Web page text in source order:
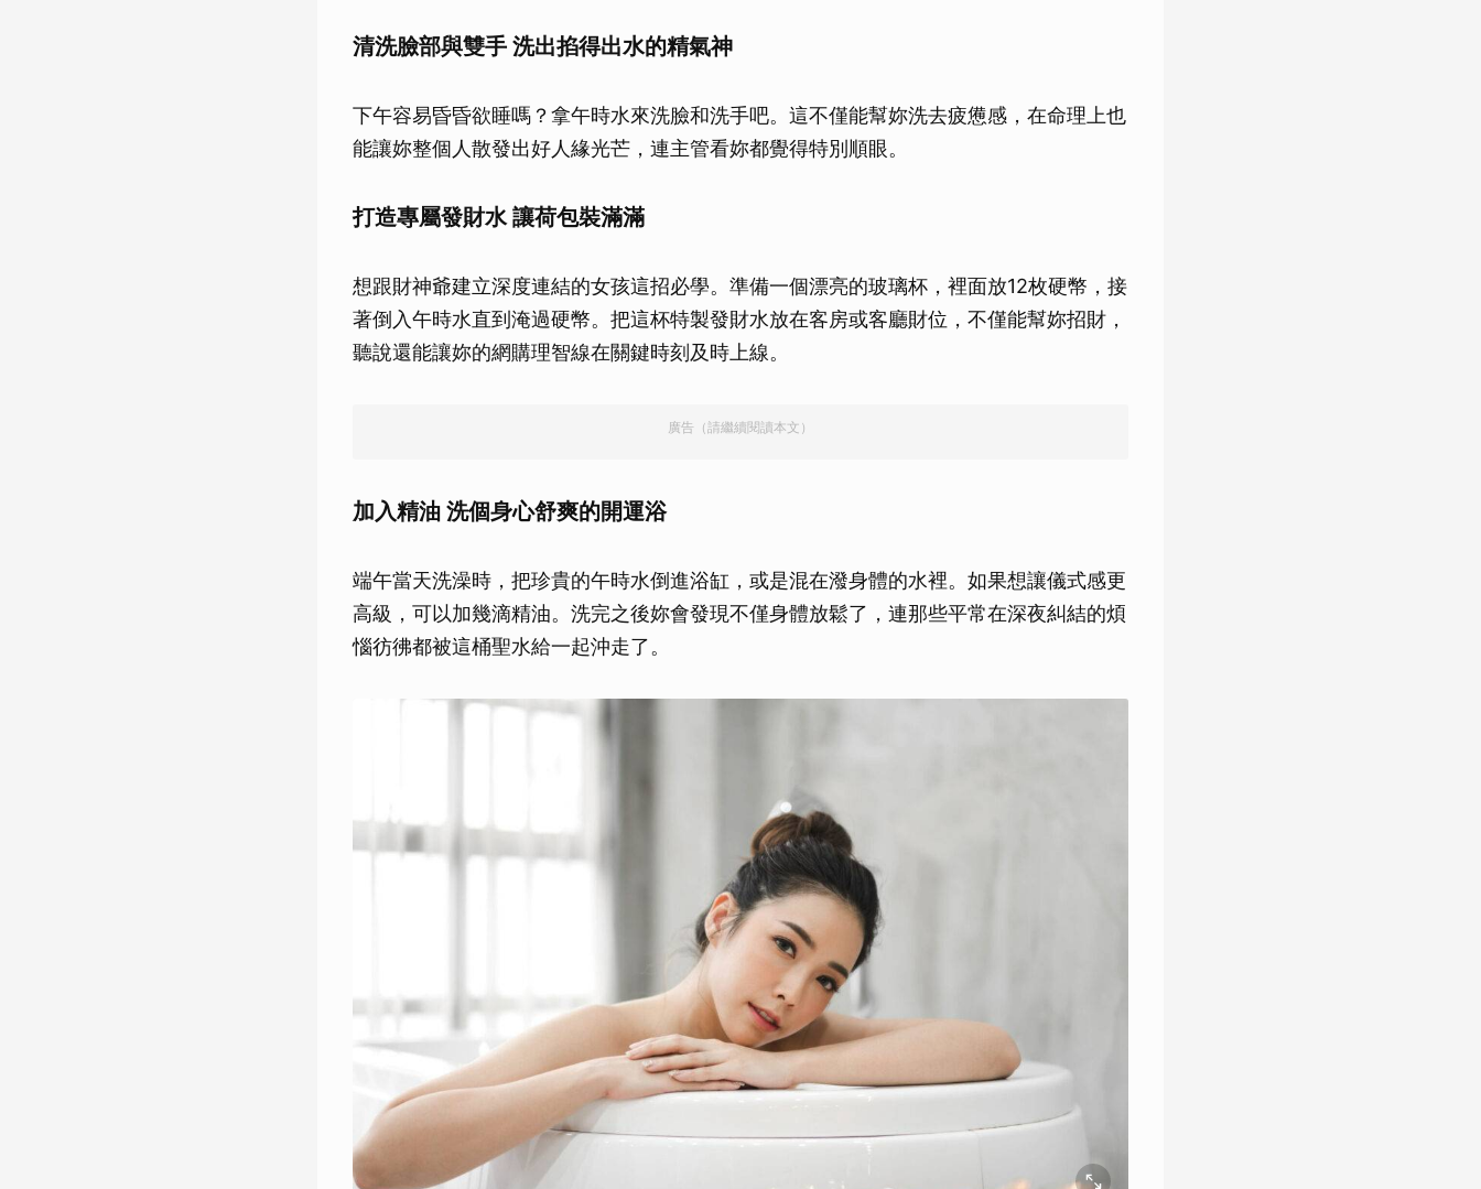
清洗臉部與雙手 洗出掐得出水的精氣神
下午容易昏昏欲睡嗎？拿午時水來洗臉和洗手吧。這不僅能幫妳洗去疲憊感，在命理上也
能讓妳整個人散發出好人緣光芒，連主管看妳都覺得特別順眼。
打造專屬發財水 讓荷包裝滿滿
想跟財神爺建立深度連結的女孩這招必學。準備一個漂亮的玻璃杯，裡面放12枚硬幣，接
著倒入午時水直到淹過硬幣。把這杯特製發財水放在客房或客廳財位，不僅能幫妳招財，
聽說還能讓妳的網購理智線在關鍵時刻及時上線。
廣告（請繼續閱讀本文）
加入精油 洗個身心舒爽的開運浴
端午當天洗澡時，把珍貴的午時水倒進浴缸，或是混在潑身體的水裡。如果想讓儀式感更
高級，可以加幾滴精油。洗完之後妳會發現不僅身體放鬆了，連那些平常在深夜糾結的煩
惱彷彿都被這桶聖水給一起沖走了。